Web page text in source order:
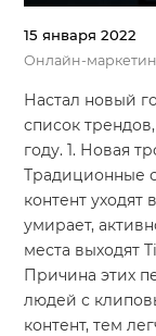
15 января 2022
Онлайн-
Настал новый
список
году. 1. Новая
Традиционные
контент
умирает,
места выходят
Причина этих
людей с
контент, тем